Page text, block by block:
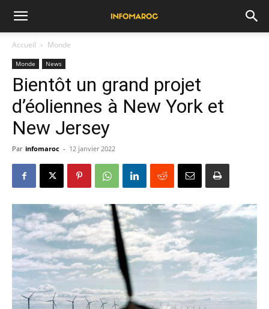
Accueil Monde
Monde News
Bientôt un grand projet
d’éoliennes à New York et
New Jersey
Par infomaroc - 12 janvier 2022